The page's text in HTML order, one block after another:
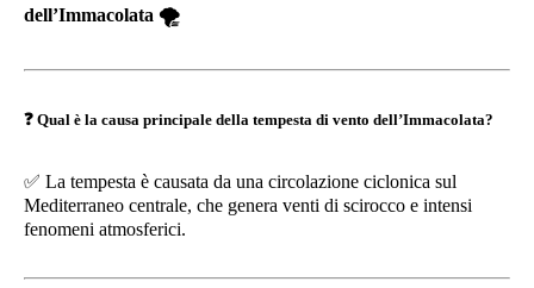
dell’Immacolata 🌪️
❓ Qual è la causa principale della tempesta di vento dell’Immacolata?
✅ La tempesta è causata da una circolazione ciclonica sul
Mediterraneo centrale, che genera venti di scirocco e intensi
fenomeni atmosferici.